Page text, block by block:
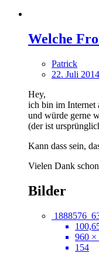
Welche
Patrick
22. Juli
Hey,
ich bin im Internet
und würde gerne
(der ist
Kann dass sein,
Vielen Dank
Bilder
960 ×
154